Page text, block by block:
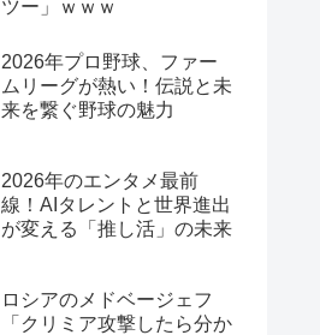
ツー」ｗｗｗ
2026年プロ野球、ファー
ムリーグが熱い！伝説と未
来を繋ぐ野球の魅力
2026年のエンタメ最前
線！AIタレントと世界進出
が変える「推し活」の未来
ロシアのメドベージェフ
「クリミア攻撃したら分か